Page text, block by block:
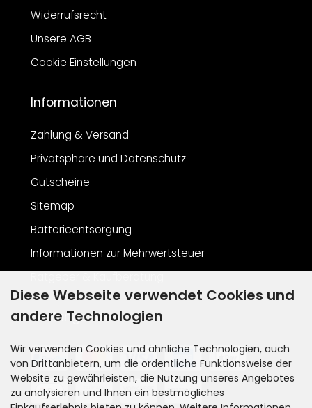
Widerrufsrecht
Unsere AGB
Cookie Einstellungen
Informationen
Zahlung & Versand
Privatsphäre und Datenschutz
Gutscheine
Sitemap
Batterieentsorgung
Informationen zur Mehrwertsteuer
Zahlungsarten
Diese Webseite verwendet Cookies und
andere Technologien
Wir verwenden Cookies und ähnliche Technologien, auch
von Drittanbietern, um die ordentliche Funktionsweise der
Website zu gewährleisten, die Nutzung unseres Angebotes
zu analysieren und Ihnen ein bestmögliches